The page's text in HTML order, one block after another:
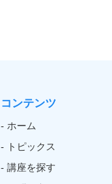
コンテンツ
- ホーム
- トピックス
- 講座を探す